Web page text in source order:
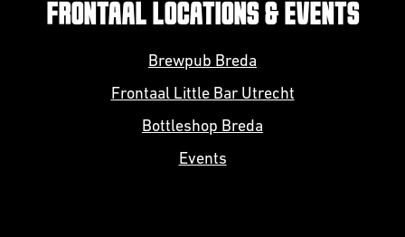
FRONTAAL LOCATIONS & EVENTS
Brewpub Breda
Frontaal Little Bar Utrecht
Bottleshop Breda
Events